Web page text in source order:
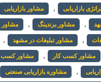
بازاریابی , مشاور بازاریابی
, مشاور برندینگ , مشاور
, مشاور تبلیغات در مشهد ,
مشاور کسب کار , مشاور کسب
, مشاوره بازاریابی صنعتی